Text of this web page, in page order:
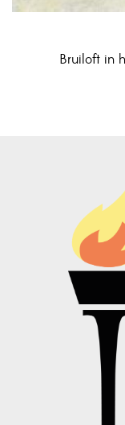
Bruiloft in